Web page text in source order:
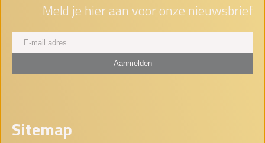
Meld je hier aan voor onze nieuwsbrief
Sitemap